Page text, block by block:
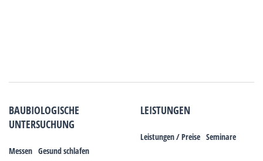
BAUBIOLOGISCHE
UNTERSUCHUNG
Messen Gesund schlafen
LEISTUNGEN
Leistungen / Preise Seminare